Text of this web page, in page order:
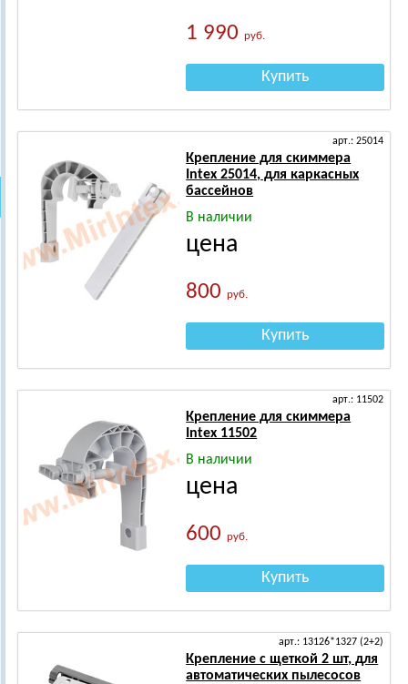
1 990руб.
Купить
арт.: 25014
Крепление для скиммера
Intex 25014, для каркасных
бассейнов
В наличии
цена
800руб.
Купить
арт.: 11502
Крепление для скиммера
Intex 11502
В наличии
цена
600руб.
Купить
арт.: 13126*1327 (2+2)
Крепление с щеткой 2 шт, для
автоматических пылесосов